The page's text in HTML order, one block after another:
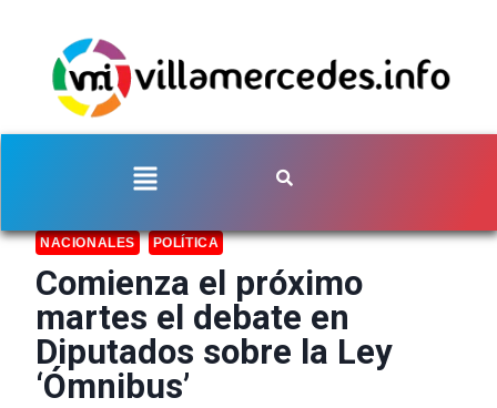
NACIONALES POLÍTICA
Comienza el próximo
martes el debate en
Diputados sobre la Ley
‘Ómnibus’